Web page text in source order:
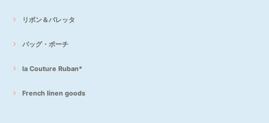
リボン＆バレッタ
バッグ・ポーチ
la Couture Ruban*
French linen goods